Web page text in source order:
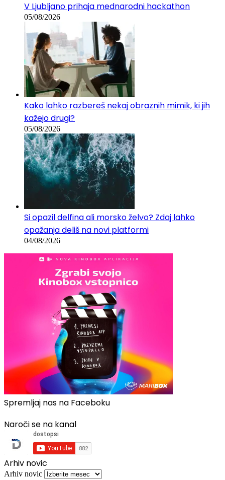
V Ljubljano prihaja mednarodni hackathon
05/08/2026
Kako lahko razbereš nekaj obraznih mimik, ki jih
kažejo drugi?
05/08/2026
Si opazil delfina ali morsko želvo? Zdaj lahko
opažanja deliš na novi platformi
04/08/2026
Spremljaj nas na Faceboku
Naroči se na kanal
Arhiv novic
Arhiv novic